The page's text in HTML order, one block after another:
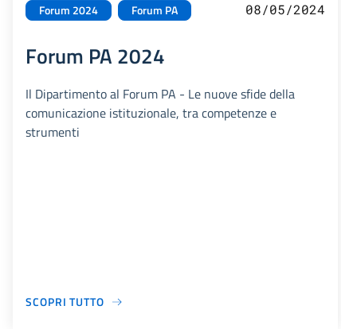
Forum 2024 Forum PA 08/05/2024
Forum PA 2024
Il Dipartimento al Forum PA - Le nuove sfide della
comunicazione istituzionale, tra competenze e
strumenti
SCOPRI TUTTO